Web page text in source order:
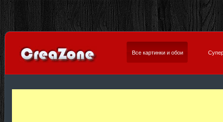
Все картинки и обои